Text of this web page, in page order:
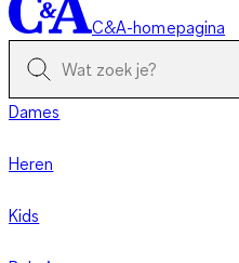
C&A-homepagina
Dames
Heren
Kids